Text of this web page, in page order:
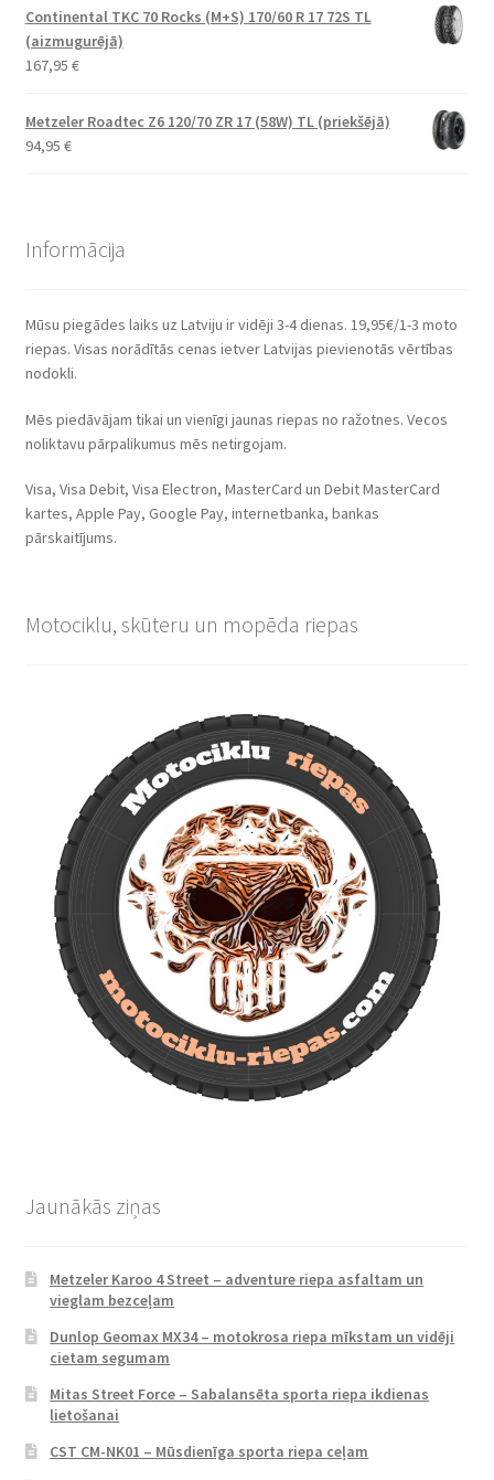
Continental TKC 70 Rocks (M+S) 170/60 R 17 72S TL
(aizmugurējā)
167,95 €
Metzeler Roadtec Z6 120/70 ZR 17 (58W) TL (priekšējā)
94,95 €
Informācija
Mūsu piegādes laiks uz Latviju ir vidēji 3-4 dienas. 19,95€/1-3 moto
riepas. Visas norādītās cenas ietver Latvijas pievienotās vērtības
nodokli.
Mēs piedāvājam tikai un vienīgi jaunas riepas no ražotnes. Vecos
noliktavu pārpalikumus mēs netirgojam.
Visa, Visa Debit, Visa Electron, MasterCard un Debit MasterCard
kartes, Apple Pay, Google Pay, internetbanka, bankas
pārskaitījums.
Motociklu, skūteru un mopēda riepas
Jaunākās ziņas
Metzeler Karoo 4 Street – adventure riepa asfaltam un
vieglam bezceļam
Dunlop Geomax MX34 – motokrosa riepa mīkstam un vidēji
cietam segumam
Mitas Street Force – Sabalansēta sporta riepa ikdienas
lietošanai
CST CM-NK01 – Mūsdienīga sporta riepa ceļam